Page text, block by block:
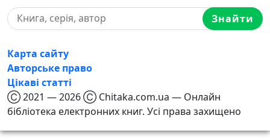
Знайти
Карта сайту
Авторське право
Цікаві статті
Ⓒ 2021 — 2026 Ⓒ Chitaka.com.ua — Онлайн
бібліотека електронних книг. Усі права захищено